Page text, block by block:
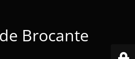
Brocante